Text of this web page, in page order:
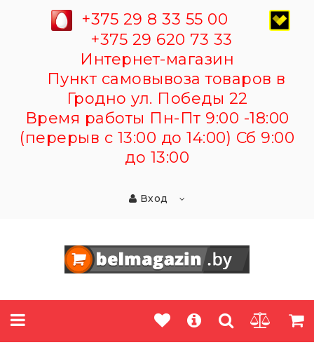
+375 29 8 33 55 00
+375 29 620 73 33
Интернет-магазин
Пункт самовывоза товаров в
Гродно ул. Победы 22
Время работы Пн-Пт 9:00 -18:00
(перерыв с 13:00 до 14:00) Сб 9:00
до 13:00
Вход